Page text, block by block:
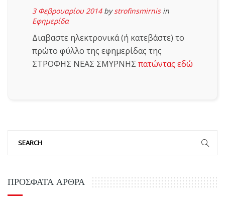
3 Φεβρουαρίου 2014 bystrofinsmirnis in
Εφημερίδα
Διαβαστε ηλεκτρονικά (ή κατεβάστε) το
πρώτο φύλλο της εφημερίδας της
ΣΤΡΟΦΗΣ ΝΕΑΣ ΣΜΥΡΝΗΣ πατώντας εδώ
ΠΡΌΣΦΑΤΑ ΆΡΘΡΑ